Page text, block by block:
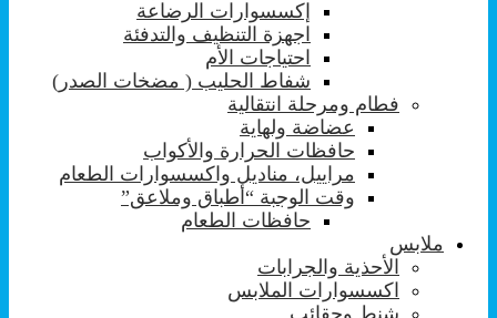
إكسسوارات الرضاعة
اجهزة التنظيف والتدفئة
احتياجات الأم
شفاط الحليب ( مضخات الصدر)
فطام ومرحلة انتقالية
عضاضة ولهاية
حافظات الحرارة والأكواب
مراييل، مناديل واكسسوارات الطعام
وقت الوجبة “أطباق وملاعق”
حافظات الطعام
ملابس
الأحذية والجرابات
اكسسوارات الملابس
شنط وحقائب